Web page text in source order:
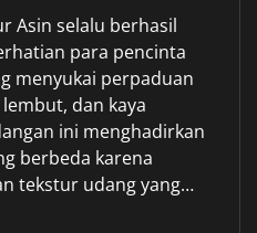
Asin selalu berhasil
para pencinta
menyukai perpaduan
dan kaya
ini menghadirkan
berbeda karena
tekstur udang yang…